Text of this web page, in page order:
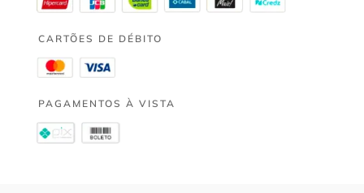
CARTÕES DE DÉBITO
PAGAMENTOS À VISTA